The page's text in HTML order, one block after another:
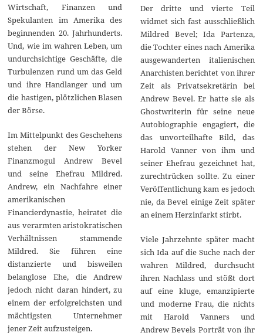
Wirtschaft, Finanzen und
Spekulanten im Amerika des
beginnenden 20. Jahrhunderts.
Und, wie im wahren Leben, um
undurchsichtige Geschäfte, die
Turbulenzen rund um das Geld
und ihre Handlanger und um
die hastigen, plötzlichen Blasen
der Börse.
Im Mittelpunkt des Geschehens
stehen der New Yorker
Finanzmogul Andrew Bevel
und seine Ehefrau Mildred.
Andrew, ein Nachfahre einer
amerikanischen
Financierdynastie, heiratet die
aus verarmten aristokratischen
Verhältnissen stammende
Mildred. Sie führen eine
distanzierte und bisweilen
belanglose Ehe, die Andrew
jedoch nicht daran hindert, zu
einem der erfolgreichsten und
mächtigsten Unternehmer
jener Zeit aufzusteigen.
Der dritte und vierte Teil
widmet sich fast ausschließlich
Mildred Bevel; Ida Partenza,
die Tochter eines nach Amerika
ausgewanderten italienischen
Anarchisten berichtet von ihrer
Zeit als Privatsekretärin bei
Andrew Bevel. Er hatte sie als
Ghostwriterin für seine neue
Autobiographie engagiert, die
das unvorteilhafte Bild, das
Harold Vanner von ihm und
seiner Ehefrau gezeichnet hat,
zurechtrücken sollte. Zu einer
Veröffentlichung kam es jedoch
nie, da Bevel einige Zeit später
an einem Herzinfarkt stirbt.
Viele Jahrzehnte später macht
sich Ida auf die Suche nach der
wahren Mildred, durchsucht
ihren Nachlass und stößt dort
auf eine kluge, emanzipierte
und moderne Frau, die nichts
mit Harold Vanners und
Andrew Bevels Porträt von ihr